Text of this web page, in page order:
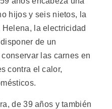
hijos y seis nietos, la
la electricidad
de un
las carnes en
contra el calor,
de 39 años y también